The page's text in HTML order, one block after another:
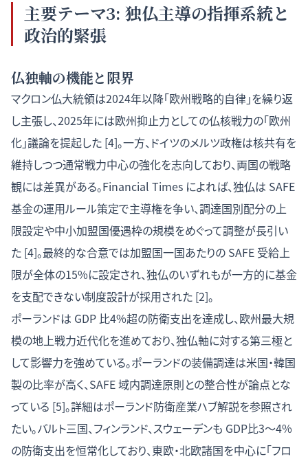
主要テーマ3: 独仏主導の指揮系統と
政治的緊張
仏独軸の機能と限界
マクロン仏大統領は2024年以降「欧州戦略的自律」を繰り返
し主張し、2025年には欧州抑止力としての仏核戦力の「欧州
化」議論を提起した [4]。一方、ドイツのメルツ政権は核共有を
維持しつつ通常戦力中心の強化を志向しており、両国の戦略
観には差異がある。Financial Times によれば、独仏は SAFE
基金の運用ルール策定で主導権を争い、調達国別配分の上
限設定や中小加盟国優遇枠の規模をめぐって調整が長引い
た [4]。最終的な合意では加盟国一国あたりの SAFE 受給上
限が全体の15%に設定され、独仏のいずれもが一方的に基金
を支配できない制度設計が採用された [2]。
ポーランドは GDP 比4%超の防衛支出を達成し、欧州最大規
模の地上戦力近代化を進めており、独仏軸に対する第三極と
して影響力を強めている。ポーランドの装備調達は米国・韓国
製の比率が高く、SAFE 域内調達原則との整合性が論点とな
っている [5]。詳細はポーランド防衛産業ハブ解説を参照され
たい。バルト三国、フィンランド、スウェーデンも GDP比3〜4%
の防衛支出を恒常化しており、東欧・北欧諸国を中心に「フロ